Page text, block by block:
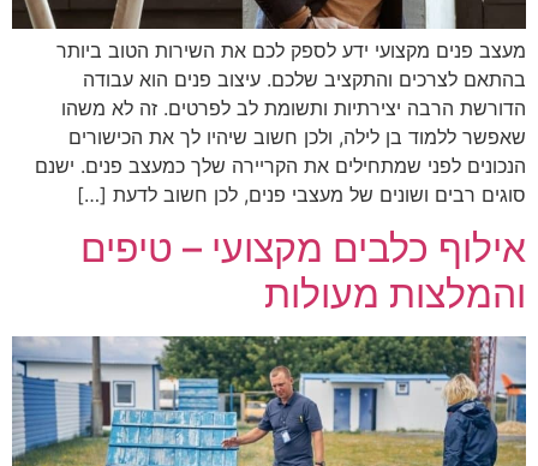
מעצב פנים מקצועי ידע לספק לכם את השירות הטוב ביותר
בהתאם לצרכים והתקציב שלכם. עיצוב פנים הוא עבודה
הדורשת הרבה יצירתיות ותשומת לב לפרטים. זה לא משהו
שאפשר ללמוד בן לילה, ולכן חשוב שיהיו לך את הכישורים
הנכונים לפני שמתחילים את הקריירה שלך כמעצב פנים. ישנם
סוגים רבים ושונים של מעצבי פנים, לכן חשוב לדעת […]
אילוף כלבים מקצועי – טיפים
והמלצות מעולות